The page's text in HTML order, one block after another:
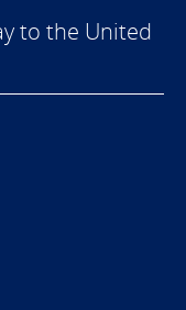
to the United